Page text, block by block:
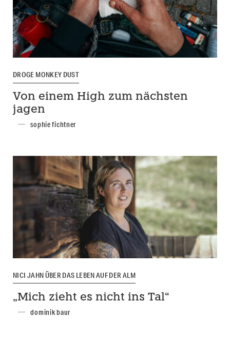
DROGE MONKEY DUST
Von einem High zum nächsten
jagen
sophie fichtner
NICI JAHN ÜBER DAS LEBEN AUF DER ALM
„Mich zieht es nicht ins Tal“
dominik baur